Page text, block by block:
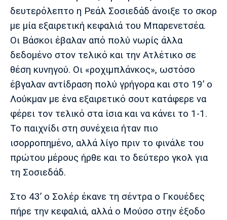
Λίβερπουλ
Μάντσεστερ
Σίτι
Γιουβέντους
Ίντερ Μίλαν
Μπορούσια
Ντόρτμουντ
Παρί Σεν
Ζερμέν
Μαρσέιγ
Μονακό
Ερυθρός
Αστέρας
Τότεναμ
δευτερόλεπτο η Ρεάλ Σοσιεδάδ άνοιξε το σκορ
με μία εξαιρετική κεφαλιά του Μπαρενετσέα.
Οι Βάσκοι έβαλαν από πολύ νωρίς άλλα
δεδομένο στον τελικό και την Ατλέτικο σε
θέση κυνηγού. Οι «ροχιμπλάνκος», ωστόσο
έβγαλαν αντίδραση πολύ γρήγορα και στο 19’ ο
Λούκμαν με ένα εξαιρετικό σουτ κατάφερε να
φέρει τον τελικό στα ίσια και να κάνει το 1-1.
Το παιχνίδι στη συνέχεια ήταν πιο
ισορροπημένο, αλλά λίγο πριν το φινάλε του
πρώτου μέρους ήρθε και το δεύτερο γκολ για
τη Σοσιεδάδ.
Στο 43’ ο Σολέρ έκανε τη σέντρα ο Γκουέδες
πήρε την κεφαλιά, αλλά ο Μούσο στην έξοδο